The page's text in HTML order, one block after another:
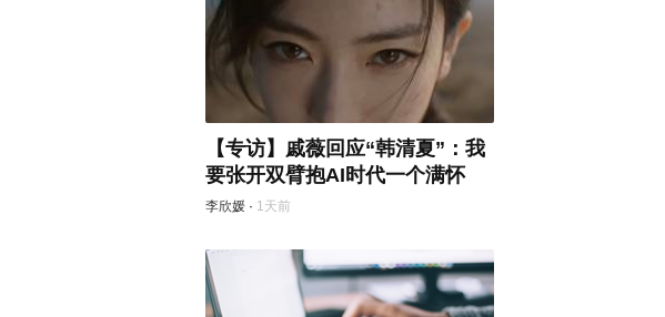
【专访】戚薇回应“韩清夏”：我
要张开双臂抱AI时代一个满怀
李欣媛 · 1天前